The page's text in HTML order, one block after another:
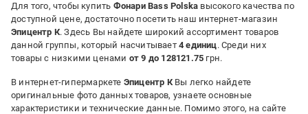
Для того, чтобы купить Фонари Bass Polska высокого качества по
доступной цене, достаточно посетить наш интернет-магазин
Эпицентр К. Здесь Вы найдете широкий ассортимент товаров
данной группы, который насчитывает 4 единиц. Среди них
товары с низкими ценами от 9 до 128121.75 грн.
В интернет-гипермаркете Эпицентр КВы легко найдете
оригинальные фото данных товаров, узнаете основные
характеристики и технические данные. Помимо этого, на сайте